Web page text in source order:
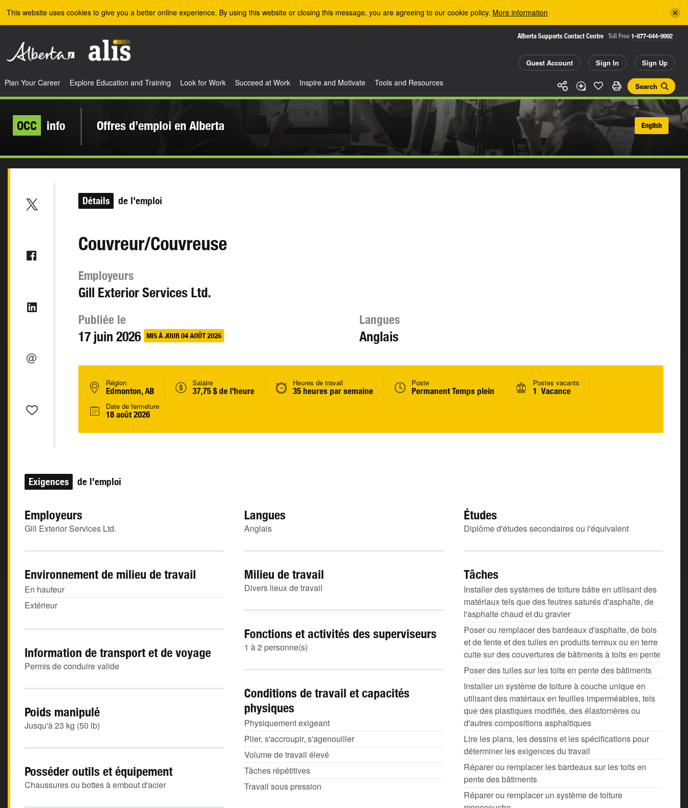
This website uses cookies to give you a better online experience. By using this website or closing this message, you are agreeing to our cookie policy. More information
Alberta Supports Contact Centre Toll Free 1-877-644-9992
Guest Account Sign In Sign Up
Search
Plan Your Career Explore Education and Training Look for Work Succeed at Work Inspire and Motivate Tools and Resources
OCC info Offres d’emploi en Alberta English
Détails de l'emploi
Couvreur/Couvreuse
Employeurs
Gill Exterior Services Ltd.
Publiée le
17 juin 2026 MIS À JOUR 04 AOÛT 2026
Langues
Anglais
Région
Edmonton, AB
Salaire
37,75 $ de l'heure
Heures de travail
35 heures par semaine
Poste
Permanent Temps plein
Postes vacants
1 Vacance
Date de fermeture
18 août 2026
Exigences de l'emploi
Employeurs
Gill Exterior Services Ltd.
Langues
Anglais
Études
Diplôme d'études secondaires ou l'équivalent
Environnement de milieu de travail
En hauteur
Extérieur
Milieu de travail
Divers lieux de travail
Tâches
Installer des systèmes de toiture bâtie en utilisant des
matériaux tels que des feutres saturés d'asphalte, de
l'asphalte chaud et du gravier
Poser ou remplacer des bardeaux d'asphalte, de bois
et de fente et des tuiles en produits terreux ou en terre
cuite sur des couvertures de bâtiments à toits en pente
Poser des tuiles sur les toits en pente des bâtiments
Installer un système de toiture à couche unique en
utilisant des matériaux en feuilles imperméables, tels
que des plastiques modifiés, des élastomères ou
d'autres compositions asphaltiques
Lire les plans, les dessins et les spécifications pour
déterminer les exigences du travail
Réparer ou remplacer les bardeaux sur les toits en
pente des bâtiments
Réparer ou remplacer un système de toiture
Fonctions et activités des superviseurs
1 à 2 personne(s)
Information de transport et de voyage
Permis de conduire valide
Conditions de travail et capacités
physiques
Physiquement exigeant
Plier, s'accroupir, s'agenouiller
Volume de travail élevé
Tâches répétitives
Travail sous pression
Poids manipulé
Jusqu'à 23 kg (50 lb)
Posséder outils et équipement
Chaussures ou bottes à embout d'acier